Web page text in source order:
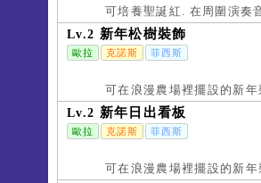
可培養聖誕紅. 在周圍演奏
Lv.2 新年松樹裝飾
歐拉 克諾斯 菲西斯
可在浪漫農場裡擺設的新
Lv.2 新年日出看板
歐拉 克諾斯 菲西斯
可在浪漫農場裡擺設的新